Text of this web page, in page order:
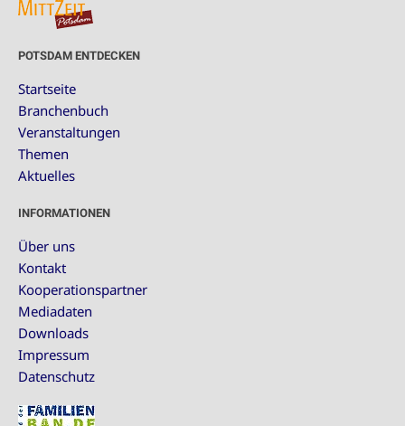
POTSDAM ENTDECKEN
Startseite
Branchenbuch
Veranstaltungen
Themen
Aktuelles
INFORMATIONEN
Über uns
Kontakt
Kooperationspartner
Mediadaten
Downloads
Impressum
Datenschutz